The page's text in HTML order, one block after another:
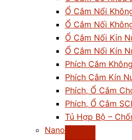
Ổ Cắm Nổi
Ổ Cắm Nối
Ổ Cắm Nối Kín
Ổ Cắm Nổi Kín
Phích Cắm
Phích Cắm Kín
Phích, Ổ Cắm
Phích, Ổ Cắm
Tủ Hợp Bộ –
Nano